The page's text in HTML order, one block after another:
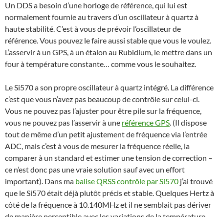
Un DDS a besoin d’une horloge de référence, qui lui est
normalement fournie au travers d’un oscillateur à quartz à
haute stabilité. C’est à vous de prévoir l’oscillateur de
référence. Vous pouvez le faire aussi stable que vous le voulez.
L’asservir à un GPS, à un étalon au Rubidium, le mettre dans un
four à température constante… comme vous le souhaitez.
Le Si570 a son propre oscillateur à quartz intégré. La différence
c’est que vous n’avez pas beaucoup de contrôle sur celui-ci.
Vous ne pouvez pas l’ajuster pour être pile sur la fréquence,
vous ne pouvez pas l’asservir à une référence GPS. (Il dispose
tout de même d’un petit ajustement de fréquence via l’entrée
ADC, mais c’est à vous de mesurer la fréquence réelle, la
comparer à un standard et estimer une tension de correction –
ce n’est donc pas une vraie solution sauf avec un effort
important). Dans ma balise QRSS contrôle par Si570 j’ai trouvé
que le Si570 était déjà plutôt précis et stable. Quelques Hertz à
côté de la fréquence à 10.140MHz et il ne semblait pas dériver